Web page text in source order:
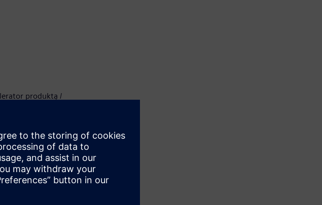
produktą /
su Siemens
Xcelerator
klientui jį
ar palaikyti